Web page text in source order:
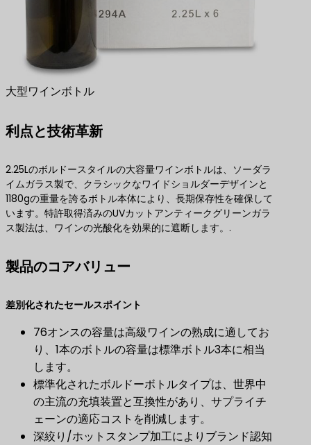
大型ワインボトル
利点と技術革新
2.25Lのボルドースタイルの大容量ワインボトルは、ソーダラ
イムガラス製で、クラシックなワイドショルダーデザインと
1180gの重量を誇るボトル本体により、長期保存性を確保して
います。特許取得済みのUVカットアンティークグリーンガラ
ス製法は、ワインの光酸化を効果的に遮断します。.
製品のコアバリュー
差別化されたセールスポイント
76オンスの容量は高級ワインの熟成に適してお
り、1本のボトルの容量は標準ボトル3本に相当
します。
標準化されたボルドーボトルタイプは、世界中
の主流の充填装置と互換性があり、サプライチ
ェーンの適応コストを削減します。
深絞り/ホットスタンプ加工によりブランド認知